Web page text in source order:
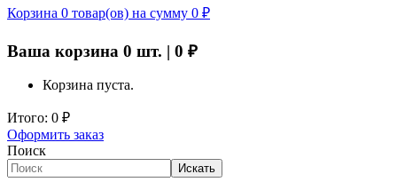
Корзина 0 товар(ов) на сумму 0 ₽
Ваша корзина 0 шт. | 0 ₽
Корзина пуста.
Итого: 0 ₽
Оформить заказ
Поиск
Искать